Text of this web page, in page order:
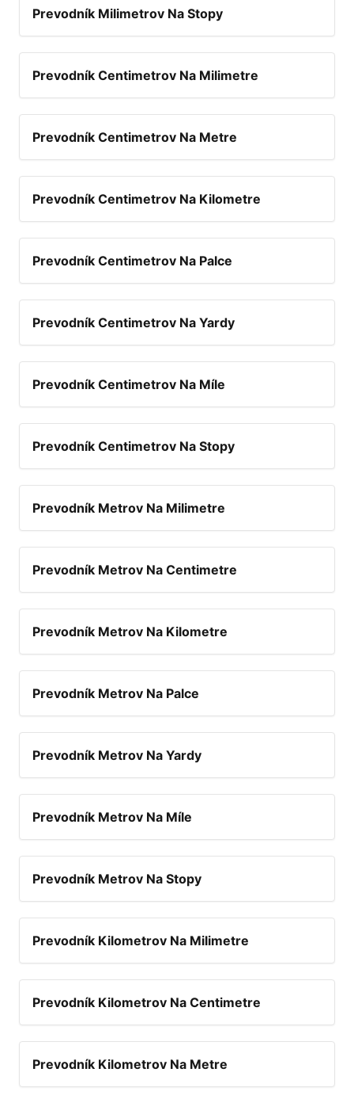
Prevodník Milimetrov Na Stopy
Prevodník Centimetrov Na Milimetre
Prevodník Centimetrov Na Metre
Prevodník Centimetrov Na Kilometre
Prevodník Centimetrov Na Palce
Prevodník Centimetrov Na Yardy
Prevodník Centimetrov Na Míle
Prevodník Centimetrov Na Stopy
Prevodník Metrov Na Milimetre
Prevodník Metrov Na Centimetre
Prevodník Metrov Na Kilometre
Prevodník Metrov Na Palce
Prevodník Metrov Na Yardy
Prevodník Metrov Na Míle
Prevodník Metrov Na Stopy
Prevodník Kilometrov Na Milimetre
Prevodník Kilometrov Na Centimetre
Prevodník Kilometrov Na Metre